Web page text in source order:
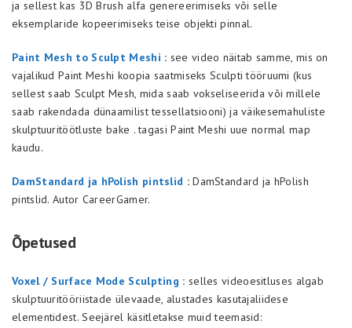
ja sellest kas 3D Brush alfa genereerimiseks või selle
eksemplaride kopeerimiseks teise objekti pinnal.
Paint Mesh to Sculpt Meshi : see video näitab samme, mis on
vajalikud Paint Meshi koopia saatmiseks Sculpti tööruumi (kus
sellest saab Sculpt Mesh, mida saab vokseliseerida või millele
saab rakendada dünaamilist tessellatsiooni) ja väikesemahuliste
skulptuuritöötluste bake . tagasi Paint Meshi uue normal map
kaudu.
DamStandard ja hPolish pintslid :DamStandard ja hPolish
pintslid. Autor CareerGamer.
Õpetused
Voxel / Surface Mode Sculpting : selles videoesitluses algab
skulptuuritööriistade ülevaade, alustades kasutajaliidese
elementidest. Seejärel käsitletakse muid teemasid: